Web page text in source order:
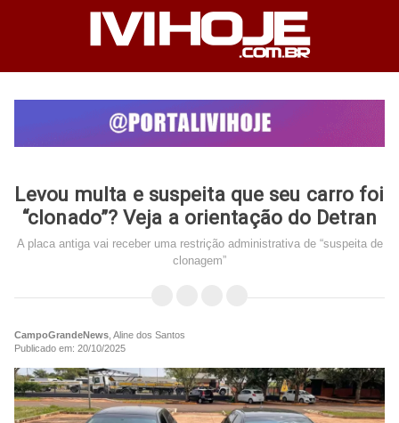
Levou multa e suspeita que seu carro foi
“clonado”? Veja a orientação do Detran
A placa antiga vai receber uma restrição administrativa de “suspeita de
clonagem”
CampoGrandeNews , Aline dos Santos
Publicado em: 20/10/2025